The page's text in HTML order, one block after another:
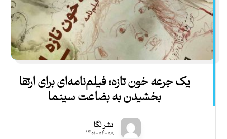
یک جرعه خون تازه؛ فیلم‌نامه‌ای برای ارتقا
بخشیدن به بضاعت سينما
نشر لگا
۱۴۰۱-۰۴-۰۸